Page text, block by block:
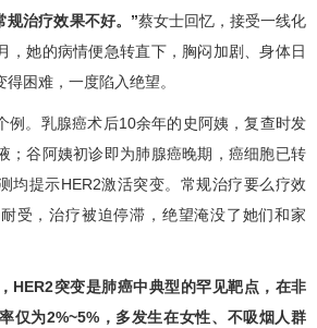
规治疗效果不好。”蔡女士回忆，接受一线化
，她的病情便急转直下，胸闷加剧、身体日
困难，一度陷入绝望。
。乳腺癌术后10余年的史阿姨，复查时发
；谷阿姨初诊即为肺腺癌晚期，癌细胞已转
均提示HER2激活突变。常规治疗要么疗效
受，治疗被迫停滞，绝望淹没了她们和家
HER2突变是肺癌中典型的罕见靶点，在非
仅为2%~5%，多发生在女性、不吸烟人群